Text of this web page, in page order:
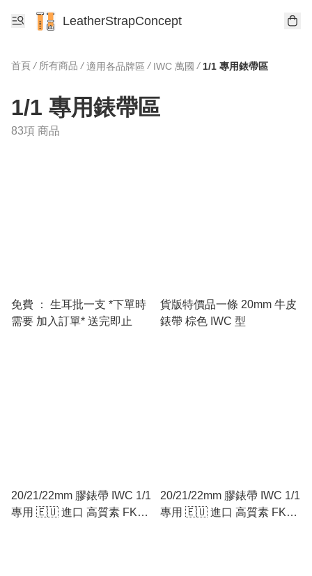
LeatherStrapConcept
首頁 / 所有商品 / 適用各品牌區 / IWC 萬國 / 1/1 專用錶帶區
1/1 專用錶帶區
83項 商品
免費 ： 生耳批一支 *下單時
需要 加入訂單* 送完即止
貨版特價品一條 20mm 牛皮
錶帶 棕色 IWC 型
20/21/22mm 膠錶帶 IWC 1/1
專用 🇪🇺 進口 高質素 FKM
20/21/22mm 膠錶帶 IWC 1/1
專用 🇪🇺 進口 高質素 FKM